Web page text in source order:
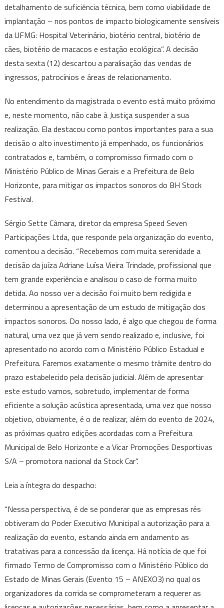
detalhamento de suficiência técnica, bem como viabilidade de
implantação – nos pontos de impacto biologicamente sensíveis
da UFMG: Hospital Veterinário, biotério central, biotério de
cães, biotério de macacos e estação ecológica”. A decisão
desta sexta (12) descartou a paralisação das vendas de
ingressos, patrocínios e áreas de relacionamento.
No entendimento da magistrada o evento está muito próximo
e, neste momento, não cabe à Justiça suspender a sua
realização. Ela destacou como pontos importantes para a sua
decisão o alto investimento já empenhado, os funcionários
contratados e, também, o compromisso firmado com o
Ministério Público de Minas Gerais e a Prefeitura de Belo
Horizonte, para mitigar os impactos sonoros do BH Stock
Festival.
Sérgio Sette Câmara, diretor da empresa Speed Seven
Participações Ltda, que responde pela organização do evento,
comentou a decisão. “Recebemos com muita serenidade a
decisão da juíza Adriane Luísa Vieira Trindade, profissional que
tem grande experiência e analisou o caso de forma muito
detida. Ao nosso ver a decisão foi muito bem redigida e
determinou a apresentação de um estudo de mitigação dos
impactos sonoros. Do nosso lado, é algo que chegou de forma
natural, uma vez que já vem sendo realizado e, inclusive, foi
apresentado no acordo com o Ministério Público Estadual e
Prefeitura. Faremos exatamente o mesmo trâmite dentro do
prazo estabelecido pela decisão judicial. Além de apresentar
este estudo vamos, sobretudo, implementar de forma
eficiente a solução acústica apresentada, uma vez que nosso
objetivo, obviamente, é o de realizar, além do evento de 2024,
as próximas quatro edições acordadas com a Prefeitura
Municipal de Belo Horizonte e a Vicar Promoções Desportivas
S/A – promotora nacional da Stock Car”.
Leia a íntegra do despacho:
“Nessa perspectiva, é de se ponderar que as empresas rés
obtiveram do Poder Executivo Municipal a autorização para a
realização do evento, estando ainda em andamento as
tratativas para a concessão da licença. Há notícia de que foi
firmado Termo de Compromisso com o Ministério Público do
Estado de Minas Gerais (Evento 15 – ANEXO3) no qual os
organizadores da corrida se comprometeram a requerer as